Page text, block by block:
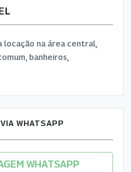
locação na área central,
banheiros,
WHATSAPP
WHATSAPP